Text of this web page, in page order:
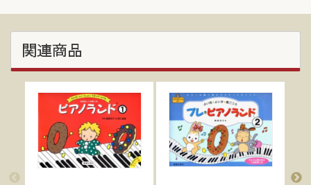
関連商品